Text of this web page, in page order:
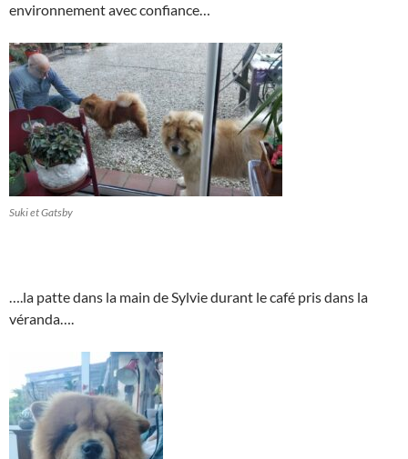
environnement avec confiance…
Suki et Gatsby
….la patte dans la main de Sylvie durant le café pris dans la
véranda….